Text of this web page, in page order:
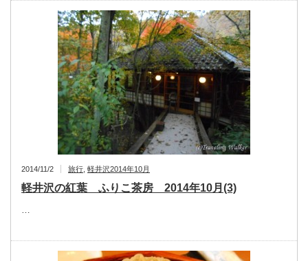
2014/11/2 旅行 軽井沢2014年10月
軽井沢の紅葉 ふりこ茶房 2014年10月(3)
…